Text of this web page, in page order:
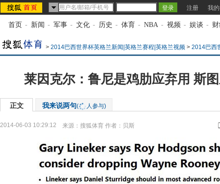
注册 我
首页 - 新闻 - 军事 - 文化 - 历史 - 体育 - NBA - 视频 - 娱谈 -
> 2014巴西世界杯英格兰新闻|英格兰赛程|英格兰视频 > 2014巴西
莱因克尔：鲁尼是鸡肋应弃用 斯
正文 我来说两句( 人参与)
2014-06-03 10:29:12 来源： 搜狐体育 作者：贝斯